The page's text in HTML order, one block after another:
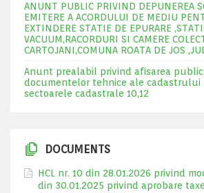
ANUNT PUBLIC PRIVIND DEPUNEREA
EMITERE A ACORDULUI DE MEDIU
EXTINDERE STATIE DE EPURARE
VACUUM,RACORDURI SI CAMERE
CARTOJANI,COMUNA ROATA DE JOS
Anunt prealabil privind afisarea
documentelor tehnice ale cadastrului
sectoarele cadastrale 10,12
DOCUMENTS
HCL nr. 10 din 28.01.2026 privind
din 30.01.2025 privind aprobare